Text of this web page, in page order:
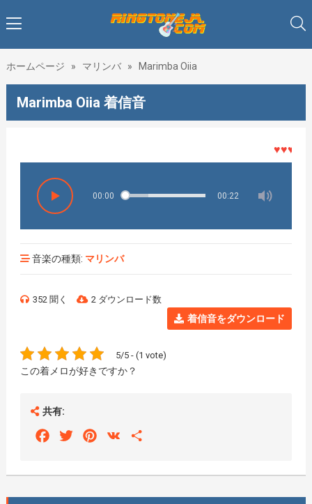
ホームページ » マリンバ » Marimba Oiia
Marimba Oiia 着信音
♥♥♥着メ
00:00 00:22
音楽の種類: マリンバ
352 聞く 2 ダウンロード数
着信音をダウンロード
5/5 - (1 vote)
この着メロが好きですか？
共有:
FacebookTwitterPinterest
VK